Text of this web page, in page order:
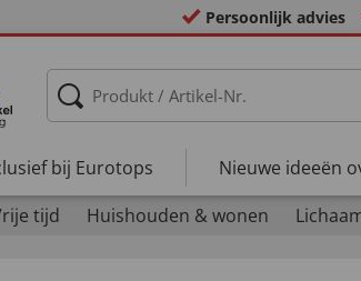
Persoonlijk advies
bij Eurotops Nieuwe ideeën
tijd Huishouden & wonen